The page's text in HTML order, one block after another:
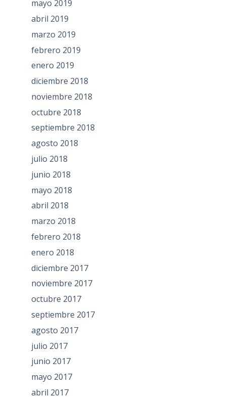
mayo 2019
abril 2019
marzo 2019
febrero 2019
enero 2019
diciembre 2018
noviembre 2018
octubre 2018
septiembre 2018
agosto 2018
julio 2018
junio 2018
mayo 2018
abril 2018
marzo 2018
febrero 2018
enero 2018
diciembre 2017
noviembre 2017
octubre 2017
septiembre 2017
agosto 2017
julio 2017
junio 2017
mayo 2017
abril 2017